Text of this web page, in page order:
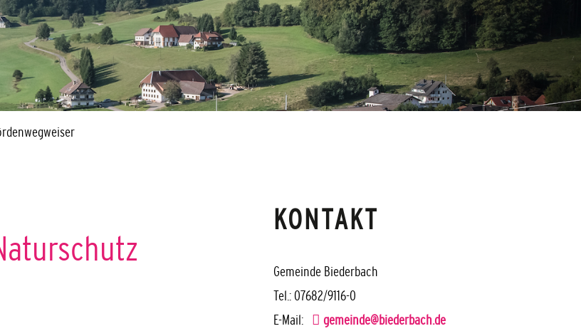
KONTAKT
Gemeinde Biederbach
Tel.: 07682/9116-0
E-Mail:
gemeinde@biederbach.de